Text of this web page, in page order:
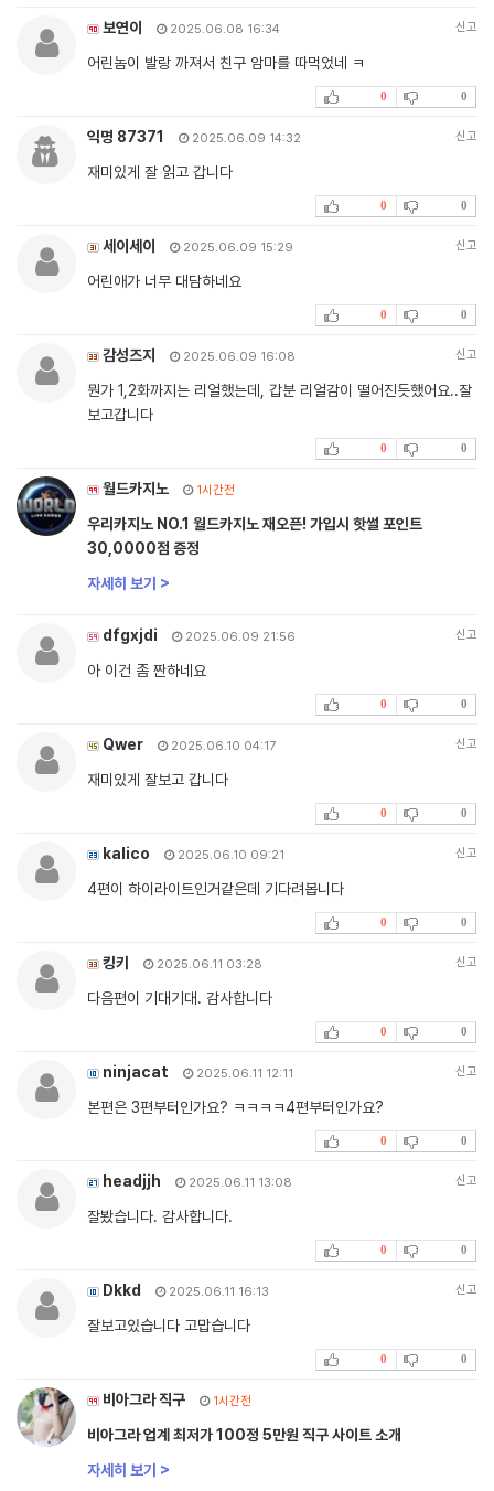
보연이 2025.06.08 16:34 신고
어린놈이 발랑 까져서 친구 암마를 따먹었네 ㅋ
0 0
익명 87371 2025.06.09 14:32 신고
재미있게 잘 읽고 갑니다
0 0
세이세이 2025.06.09 15:29 신고
어린애가 너무 대담하네요
0 0
감성즈지 2025.06.09 16:08 신고
뭔가 1,2화까지는 리얼했는데, 갑분 리얼감이 떨어진듯했어요..잘
보고갑니다
0 0
월드카지노 1시간전
우리카지노 NO.1 월드카지노 재오픈! 가입시 핫썰 포인트
30,0000점 증정
자세히 보기 >
dfgxjdi 2025.06.09 21:56 신고
아 이건 좀 짠하네요
0 0
Qwer 2025.06.10 04:17 신고
재미있게 잘보고 갑니다
0 0
kalico 2025.06.10 09:21 신고
4편이 하이라이트인거같은데 기다려봅니다
0 0
킹키 2025.06.11 03:28 신고
다음편이 기대기대. 감사합니다
0 0
ninjacat 2025.06.11 12:11 신고
본편은 3편부터인가요? ㅋㅋㅋㅋ4편부터인가요?
0 0
headjjh 2025.06.11 13:08 신고
잘봤습니다. 감사합니다.
0 0
Dkkd 2025.06.11 16:13 신고
잘보고있습니다 고맙습니다
0 0
비아그라 직구 1시간전
비아그라 업계 최저가 100정 5만원 직구 사이트 소개
자세히 보기 >